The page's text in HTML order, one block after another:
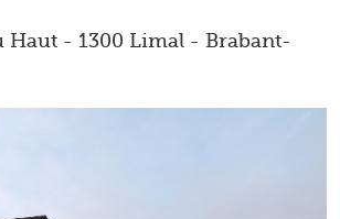
Haut - 1300 Limal - Brabant-